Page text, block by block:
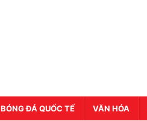
BÓNG ĐÁ QUỐC TẾ VĂN HÓA